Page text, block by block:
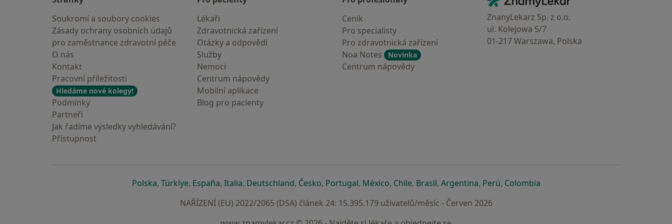
Soukromí a soubory cookies
Zásady ochrany osobních údajů
pro zaměstnance zdravotní péče
O nás
Kontakt
Pracovní příležitosti
Hledáme nové kolegy!
Podmínky
Partneři
Jak řadíme výsledky vyhledávání?
Přístupnost
Lékaři
Zdravotnická zařízení
Otázky a odpovědi
Služby
Nemoci
Centrum nápovědy
Mobilní aplikace
Blog pro pacienty
Ceník
Pro specialisty
Pro zdravotnická zařízení
Noa Notes
Novinka
Centrum nápovědy
ZnanyLekarz Sp. z o.o.
ul. Kolejowa 5/7
01-217 Warszawa, Polska
Polskase otevře v nové záložce
, Türkiyese otevře v nové záložce
, Españase otevře v nové záložce
, Italiase otevře v nové záložce
, Deutschlandse otevře v nové záložce
, Českose otevře v nové záložce
, Portugalse otevře v nové záložce
, Méxicose otevře v nové záložce
, Chilese otevře v nové záložce
, Brasilse otevře v nové záložce
, Argentinase otevře v nové záložce
, Perúse otevře v nové záložce
, Colombiase otevře v nové záložce
NAŘÍZENÍ (EU) 2022/2065 (DSA) článek 24: 15.395.179 uživatelů/měsíc - Červen 2026